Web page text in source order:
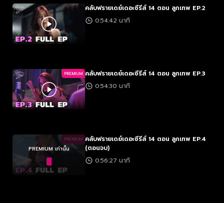
คลับฟรายเดย์เดอะซีรีส์ 14 ตอน ลูกเทพ EP.2
0:54:42 นาที
PREMIUM คลับฟรายเดย์เดอะซีรีส์ 14 ตอน ลูกเทพ EP.3
0:54:30 นาที
PREMIUM
PREMIUM เท่านั้น
คลับฟรายเดย์เดอะซีรีส์ 14 ตอน ลูกเทพ EP.4
(ตอนจบ)
0:56:27 นาที